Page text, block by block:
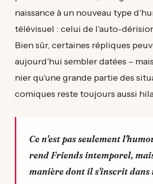
naissance à un nouveau type
télévisuel : celui de l'auto-
Bien sûr, certaines répliques
aujourd'hui sembler datées –
nier qu'une grande partie des
comiques reste toujours aussi
Ce n'est pas seulement
rend Friends intemporel,
manière dont il s'inscrit dans